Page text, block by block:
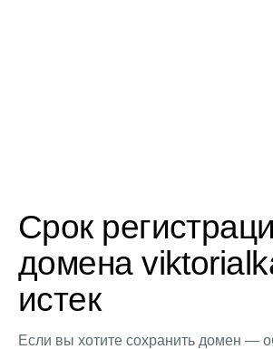
Срок
домена
истек
Если вы хотите сохранить домен —